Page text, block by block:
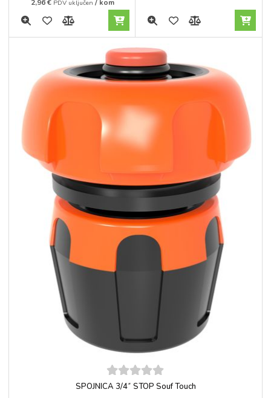
2,96€ PDV uključen / kom
5 out of
SPOJNICA 3/4˝ STOP Souf Touch